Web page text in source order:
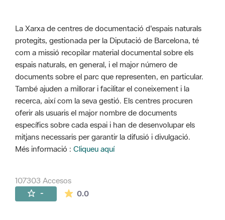
La Xarxa de centres de documentació d'espais naturals
protegits, gestionada per la Diputació de Barcelona, té
com a missió recopilar material documental sobre els
espais naturals, en general, i el major número de
documents sobre el parc que representen, en particular.
També ajuden a millorar i facilitar el coneixement i la
recerca, així com la seva gestió. Els centres procuren
oferir als usuaris el major nombre de documents
específics sobre cada espai i han de desenvolupar els
mitjans necessaris per garantir la difusió i divulgació.
Més informació : Cliqueu aquí
107303 Accesos
- 0.0La valoración media es de 0 estrellas de